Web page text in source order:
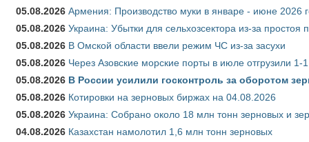
05.08.2026 Армения: Производство муки в январе - июне 2026
05.08.2026 Украина: Убытки для сельхозсектора из-за простоя
05.08.2026 В Омской области ввели режим ЧС из-за засухи
05.08.2026 Через Азовские морские порты в июле отгрузили
05.08.2026 В России усилили госконтроль за оборотом
05.08.2026 Котировки на зерновых биржах на 04.08.2026
05.08.2026 Украина: Собрано около 18 млн тонн зерновых и
04.08.2026 Казахстан намолотил 1,6 млн тонн зерновых